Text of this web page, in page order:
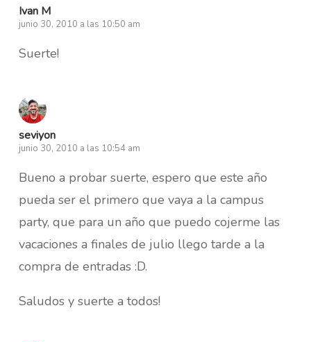
Ivan M
junio 30, 2010 a las 10:50 am
Suerte!
seviyon
junio 30, 2010 a las 10:54 am
Bueno a probar suerte, espero que este año
pueda ser el primero que vaya a la campus
party, que para un año que puedo cojerme las
vacaciones a finales de julio llego tarde a la
compra de entradas :D.
Saludos y suerte a todos!